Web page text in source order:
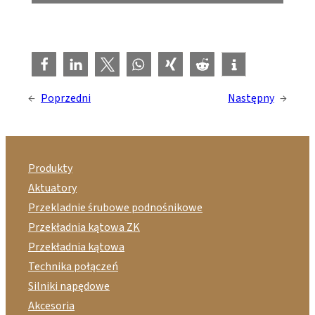
← Poprzedni Następny →
Produkty
Aktuatory
Przekladnie śrubowe podnośnikowe
Przekładnia kątowa ZK
Przekładnia kątowa
Technika połączeń
Silniki napędowe
Akcesoria